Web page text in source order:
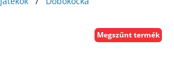
Megszűnt termék